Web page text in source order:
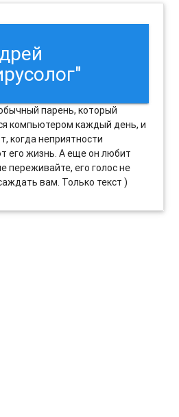
парень, который
компьютером каждый день, и
когда неприятности
его жизнь. А еще он любит
переживайте, его голос не
вам. Только текст )